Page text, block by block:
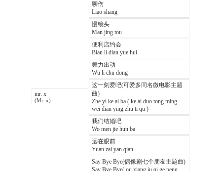
聊伤
Liao shang
慢镜头
Man jing tou
便利店约会
Bian li dian yue hui
舞力出动
Wu li chu dong
mr. x
(Mr. x)
这一刻爱吧(可爱多同名微电影主题
曲)
Zhe yi ke ai ba ( ke ai duo tong ming
wei dian ying zhu ti qu )
我们结婚吧
Wo men jie hun ba
远在眼前
Yuan zai yan qian
Say Bye Bye(偶像剧七个朋友主题曲)
Say Bye Bye( ou xiang ju qi ge peng